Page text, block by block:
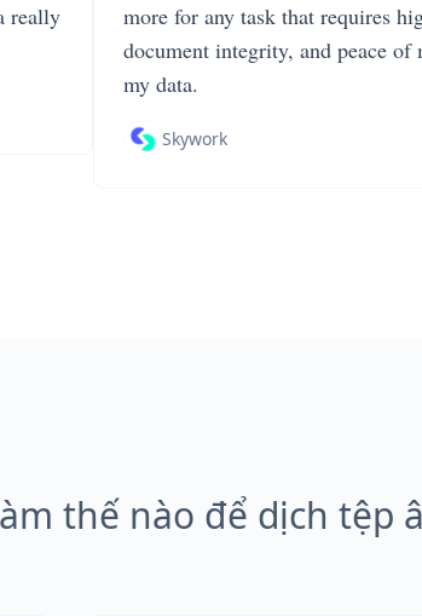
really
more for any task that requires
document integrity, and peace of
my data.
Skywork
thế nào để dịch tệp